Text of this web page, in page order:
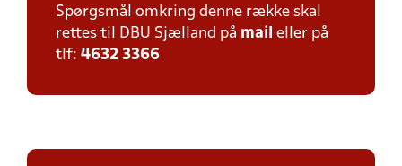
Spørgsmål omkring denne række skal
rettes til DBU Sjælland på mail eller på
tlf: 4632 3366